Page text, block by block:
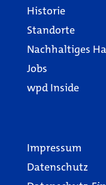
Historie
Standorte
Nachhaltiges
Jobs
wpd Inside
Impressum
Datenschutz